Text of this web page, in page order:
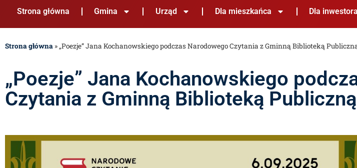
Strona główna Gmina Urząd Dla mieszkańca Dla inwestora
Strona główna »„Poezje” Jana Kochanowskiego podczas Narodowego Czytania z Gminną Biblioteką
„Poezje” Jana Kochanowskiego
Czytania z Gminną Biblioteką